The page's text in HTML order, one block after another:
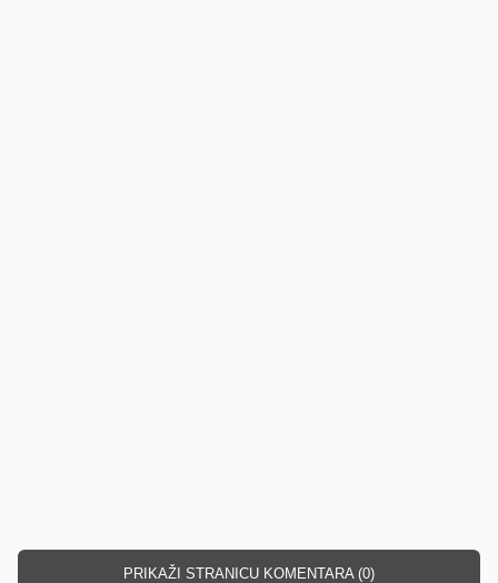
PRIKAŽI STRANICU KOMENTARA (0)